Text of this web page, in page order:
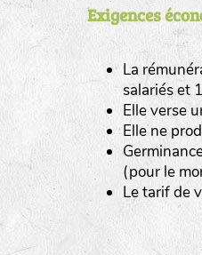
Exigences
La
salariés et
Elle verse
Elle ne
(pour le
Le tarif de